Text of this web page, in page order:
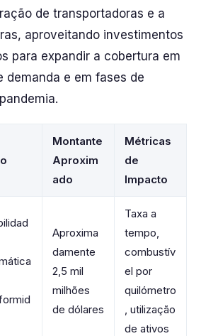
de transportadoras e a
aproveitando investimentos
para expandir a cobertura em
demanda e em fases de
Montante
Aproxim
ado
Métricas
de
Impacto
Aproxima
damente
2,5 mil
milhões
de dólares
Taxa a
tempo,
combustív
el por
quilómetro
, utilização
de ativos